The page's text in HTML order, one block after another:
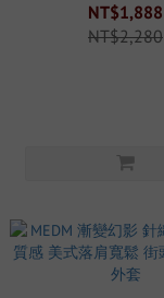
NT$1,888
NT$2,280